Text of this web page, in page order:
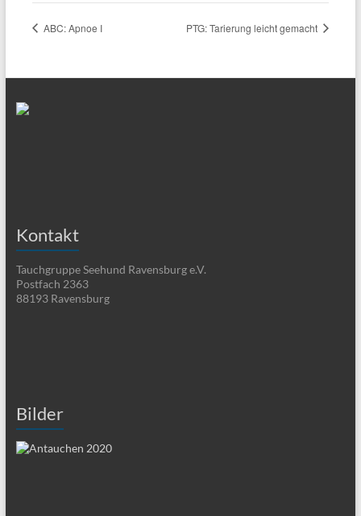
ABC: Apnoe I PTG: Tarierung leicht gemacht
Kontakt
Tauchgruppe Seehund Ravensburg e.V.
Postfach 2363
88193 Ravensburg
Bilder